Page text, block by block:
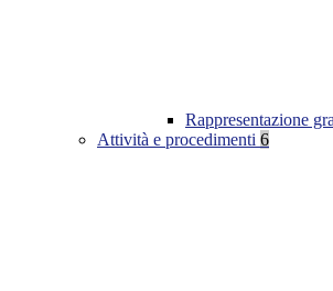
Rappresentazione
Attività e procedimenti 6